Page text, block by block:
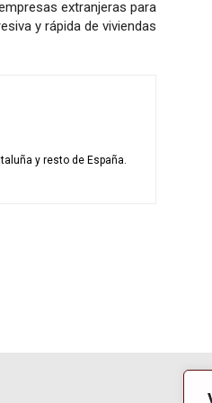
extranjeras para
y rápida de viviendas
y resto de España.